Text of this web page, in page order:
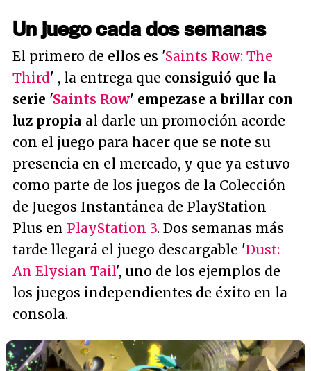
Un juego cada dos semanas
El primero de ellos es 'Saints Row: The
Third' , la entrega que consiguió que la
serie 'Saints Row' empezase a brillar con
luz propia al darle un promoción acorde
con el juego para hacer que se note su
presencia en el mercado, y que ya estuvo
como parte de los juegos de la Colección
de Juegos Instantánea de PlayStation
Plus en PlayStation 3. Dos semanas más
tarde llegará el juego descargable 'Dust:
An Elysian Tail', uno de los ejemplos de
los juegos independientes de éxito en la
consola.